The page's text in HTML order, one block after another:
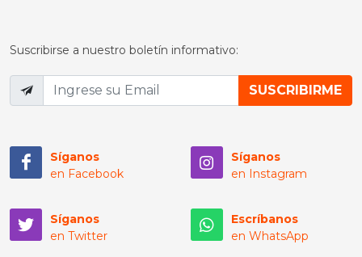
Suscribirse a nuestro boletín informativo:
Síganos
en Facebook
Síganos
en Instagram
Síganos
en Twitter
Escríbanos
en WhatsApp